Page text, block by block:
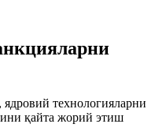
технологияларни
қайта жорий этиш